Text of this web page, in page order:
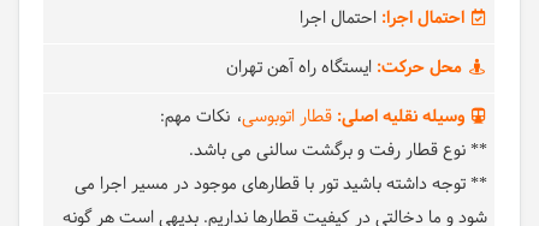
احتمال اجرا: احتمال اجرا
محل حرکت: ایستگاه راه آهن تهران
وسیله نقلیه اصلی: قطار اتوبوسی نکات مهم:
** نوع قطار رفت و برگشت سالنی می باشد.
** توجه داشته باشید تور با قطارهای موجود در مسیر اجرا می
شود و ما دخالتی در کیفیت قطارها نداریم. بدیهی است هر گونه